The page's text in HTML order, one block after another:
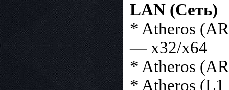
LAN (Сеть)
* Atheros
— x32/x64
* Atheros
* Atheros (L1